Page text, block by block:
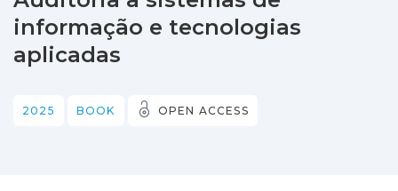
Statistics
informação e tecnologias
aplicadas
2025 BOOK OPEN ACCESS